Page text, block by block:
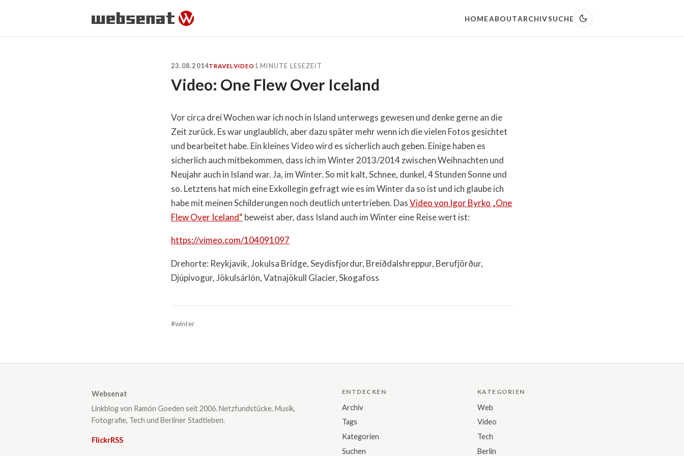
HOMEABOUTARCHIVSUCHE
23.08.2014TRAVELVIDEO 1 MINUTE LESEZEIT
Video: One Flew Over Iceland
Vor circa drei Wochen war ich noch in Island unterwegs gewesen und denke gerne an die
Zeit zurück. Es war unglaublich, aber dazu später mehr wenn ich die vielen Fotos gesichtet
und bearbeitet habe. Ein kleines Video wird es sicherlich auch geben. Einige haben es
sicherlich auch mitbekommen, dass ich im Winter 2013/2014 zwischen Weihnachten und
Neujahr auch in Island war. Ja, im Winter. So mit kalt, Schnee, dunkel, 4 Stunden Sonne und
so. Letztens hat mich eine Exkollegin gefragt wie es im Winter da so ist und ich glaube ich
habe mit meinen Schilderungen noch deutlich untertrieben. DasVideo von Igor Byrko „One
Flew Over Iceland“ beweist aber, dass Island auch im Winter eine Reise wert ist:
https://vimeo.com/104091097
Drehorte: Reykjavik, Jokulsa Bridge, Seydisfjordur, Breiðdalshreppur, Berufjörður,
Djúpivogur, Jökulsárlón, Vatnajökull Glacier, Skogafoss
#winter
Websenat
Linkblog von Ramón Goeden seit 2006. Netzfundstücke, Musik,
Fotografie, Tech und Berliner Stadtleben.
FlickrRSS
ENTDECKEN
Archiv
Tags
Kategorien
Suchen
KATEGORIEN
Web
Video
Tech
Berlin